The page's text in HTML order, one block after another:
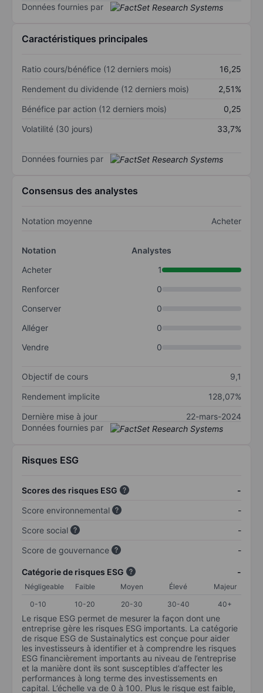
Données fournies par
Caractéristiques principales
Ratio cours/bénéfice (12 derniers mois)
16,25
Rendement du dividende (12 derniers mois)
2,51%
Bénéfice par action (12 derniers mois)
0,25
Volatilité (30 jours)
33,7%
Données fournies par
Consensus des analystes
Notation moyenne Acheter
Notation
Analystes
Acheter
1
Renforcer
0
Conserver
0
Alléger
0
Vendre
0
Objectif de cours
9,1
Rendement implicite
128,07%
Dernière mise à jour
22-mars-2024
Données fournies par
Risques ESG
Scores des risques ESG
-
Score environnemental
-
Score social
-
Score de gouvernance
-
Catégorie de risques ESG -
Négligeable Faible Moyen Élevé
Majeur
0-10
10-20 20-30 30-40 40+
Le risque ESG permet de mesurer la façon dont une
entreprise gère les risques ESG importants. La catégorie
de risque ESG de Sustainalytics est conçue pour aider
les investisseurs à identifier et à comprendre les risques
ESG financièrement importants au niveau de l’entreprise
et la manière dont ils sont susceptibles d’affecter les
performances à long terme des investissements en
capital. L’échelle va de 0 à 100. Plus le risque est faible,